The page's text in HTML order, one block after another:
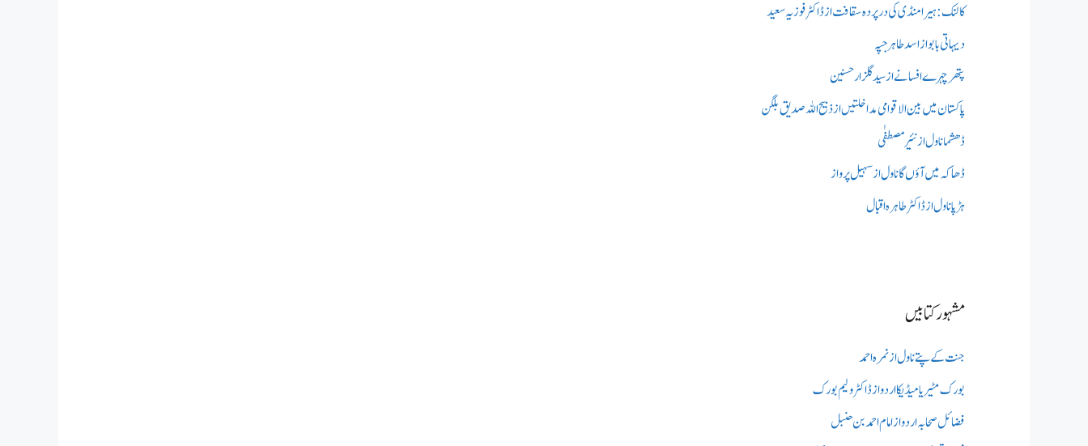
کالنک: ہیرا منڈی کی در پردہ سقافت از ڈاکٹر فوزیہ سعید
دیہاتی بابو از اسد طاہر جپہ
پتھر چہرے افسانے از سید گلزار حسنین
پاکستان میں بین الاقوامی مداخلتیں از ذبیح اللہ صدیق بلگن
ڈھشما ناول از نئیر مصطفٰی
ڈھاکہ میں آؤں گا ناول از سہیل پرواز
ہڑپا ناول از ڈاکٹر طاہرہ اقبال
مشہور کتابیں
جنت کے پتے ناول از نمرہ احمد
بورک مٹیریا میڈیکااردو از ڈاکٹر ولیم بورک
فضائل صحابہ اردو از امام احمد بن حنبل